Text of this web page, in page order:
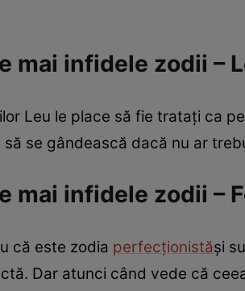
mai infidele zodii –
Leu le place să fie trataţi ca
să se gândească dacă nu ar
mai infidele zodii –
că este zodia perfecţionistăşi
Dar atunci când vede că